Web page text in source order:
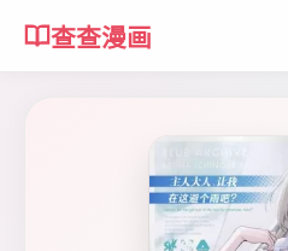
查查漫画